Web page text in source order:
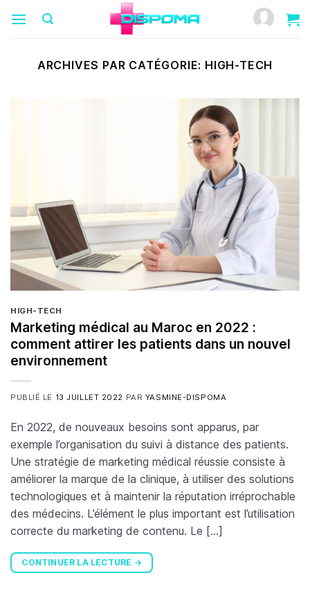
ARCHIVES PAR CATÉGORIE: HIGH-TECH
HIGH-TECH
Marketing médical au Maroc en 2022 :
comment attirer les patients dans un nouvel
environnement
PUBLIÉ LE 13 JUILLET 2022 PAR YASMINE-DISPOMA
En 2022, de nouveaux besoins sont apparus, par
exemple l’organisation du suivi à distance des patients.
Une stratégie de marketing médical réussie consiste à
améliorer la marque de la clinique, à utiliser des solutions
technologiques et à maintenir la réputation irréprochable
des médecins. L’élément le plus important est l’utilisation
correcte du marketing de contenu. Le […]
CONTINUER LA LECTURE →